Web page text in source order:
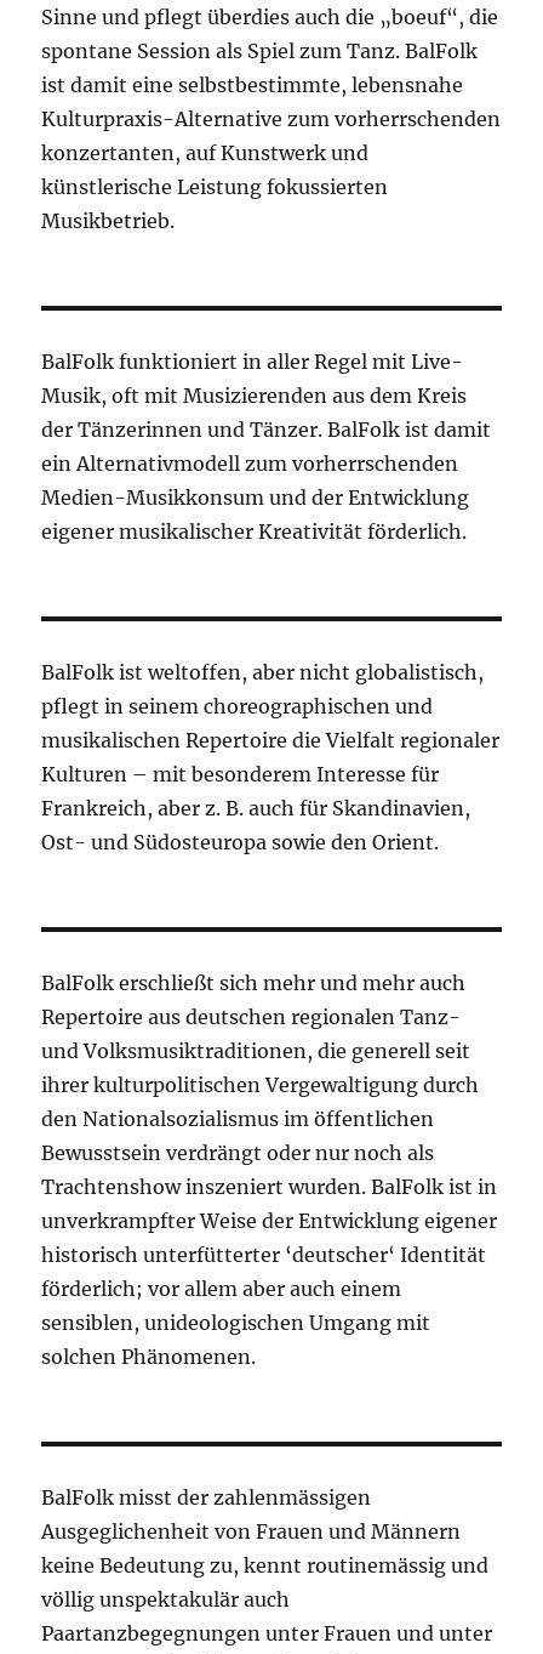
Sinne und pflegt überdies auch die „boeuf“, die
spontane Session als Spiel zum Tanz. BalFolk
ist damit eine selbstbestimmte, lebensnahe
Kulturpraxis-Alternative zum vorherrschenden
konzertanten, auf Kunstwerk und
künstlerische Leistung fokussierten
Musikbetrieb.
BalFolk funktioniert in aller Regel mit Live-
Musik, oft mit Musizierenden aus dem Kreis
der Tänzerinnen und Tänzer. BalFolk ist damit
ein Alternativmodell zum vorherrschenden
Medien-Musikkonsum und der Entwicklung
eigener musikalischer Kreativität förderlich.
BalFolk ist weltoffen, aber nicht globalistisch,
pflegt in seinem choreographischen und
musikalischen Repertoire die Vielfalt regionaler
Kulturen – mit besonderem Interesse für
Frankreich, aber z. B. auch für Skandinavien,
Ost- und Südosteuropa sowie den Orient.
BalFolk erschließt sich mehr und mehr auch
Repertoire aus deutschen regionalen Tanz-
und Volksmusiktraditionen, die generell seit
ihrer kulturpolitischen Vergewaltigung durch
den Nationalsozialismus im öffentlichen
Bewusstsein verdrängt oder nur noch als
Trachtenshow inszeniert wurden. BalFolk ist in
unverkrampfter Weise der Entwicklung eigener
historisch unterfütterter ‘deutscher‘ Identität
förderlich; vor allem aber auch einem
sensiblen, unideologischen Umgang mit
solchen Phänomenen.
BalFolk misst der zahlenmässigen
Ausgeglichenheit von Frauen und Männern
keine Bedeutung zu, kennt routinemässig und
völlig unspektakulär auch
Paartanzbegegnungen unter Frauen und unter